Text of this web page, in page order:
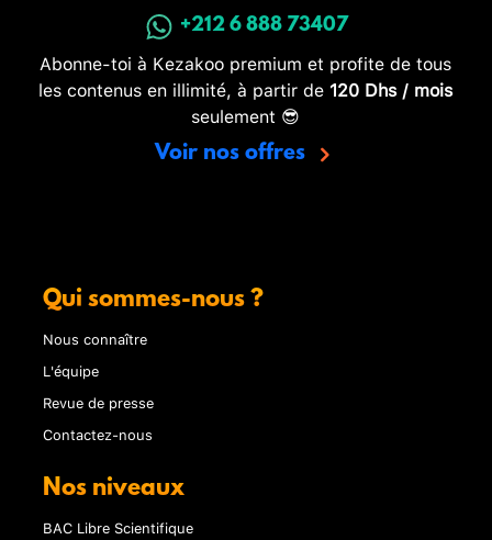
+212 6 888 73407
Abonne-toi à Kezakoo premium et profite de tous
les contenus en illimité, à partir de 120 Dhs / mois
seulement 😎
Voir nos offres
Qui sommes-nous ?
Nous connaître
L'équipe
Revue de presse
Contactez-nous
Nos niveaux
BAC Libre Scientifique